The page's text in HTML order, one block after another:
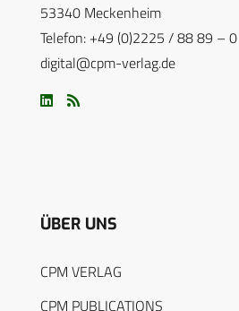
53340 Meckenheim
Telefon: +49 (0)2225 / 88 89 – 0
digital@cpm-verlag.de
ÜBER UNS
CPM VERLAG
CPM PUBLICATIONS